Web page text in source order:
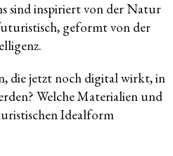
sind inspiriert von der Natur
geformt von der
die jetzt noch digital wirkt, in
Welche Materialien und
Idealform